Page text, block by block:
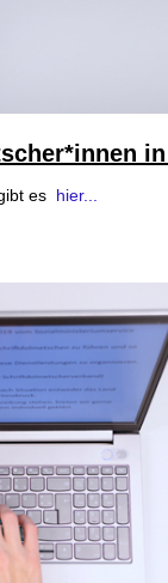
es hier...